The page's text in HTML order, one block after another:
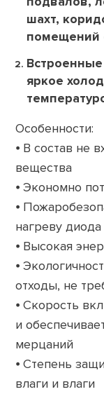
шахт,
помещений
яркое
Особенности:
⦁ В состав не
вещества
⦁ Экономно
⦁
нагреву диода
⦁ Высокая
⦁
отходы, не
⦁ Скорость
и
мерцаний
⦁ Степень
влаги и влаги